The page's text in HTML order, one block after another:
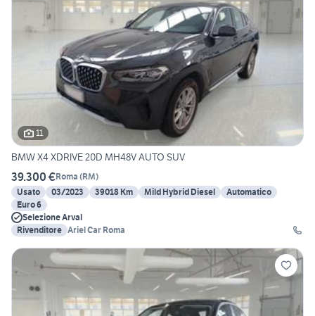
11
BMW X4 XDRIVE 20D MH48V AUTO SUV
39.300 €Roma (RM)
Usato
03/2023 39018 Km Mild Hybrid Diesel
Automatico
Euro 6
Selezione Arval
Rivenditore Ariel Car Roma